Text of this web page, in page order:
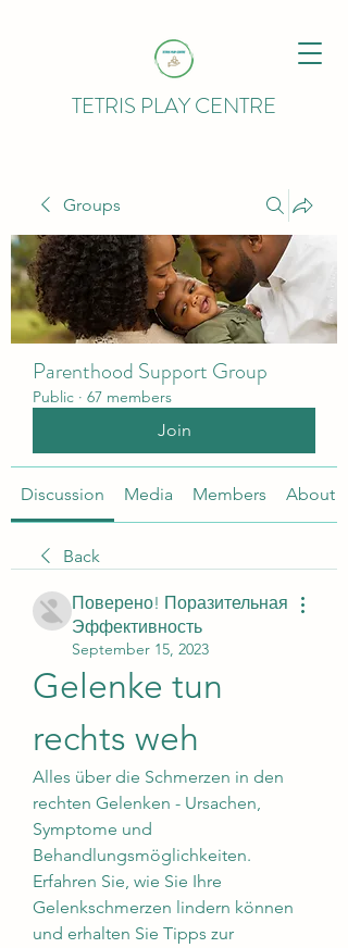
TETRIS PLAY CENTRE
Groups
Parenthood Support Group
Public · 67 members
Join
Discussion Media Members About
Back
Поверено! Поразительная
Эффективность
September 15, 2023
Gelenke tun
rechts weh
Alles über die Schmerzen in den
rechten Gelenken - Ursachen,
Symptome und
Behandlungsmöglichkeiten.
Erfahren Sie, wie Sie Ihre
Gelenkschmerzen lindern können
und erhalten Sie Tipps zur